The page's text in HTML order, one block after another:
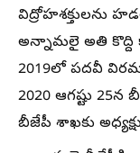
విద్రోహశక్తులను
అన్నామలై అతి
2019లో పదవీ
2020 ఆగష్టు
బీజేపీ శాఖకు